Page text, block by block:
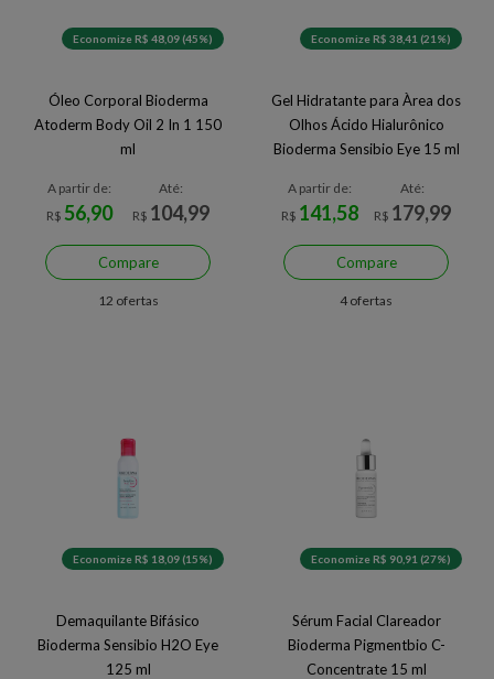
Economize R$ 48,09 (45%)
Óleo Corporal Bioderma
Atoderm Body Oil 2 In 1 150
ml
A partir de:
R$ 56,90
Até:
R$ 104,99
Compare
12 ofertas
Economize R$ 38,41 (21%)
Gel Hidratante para Àrea dos
Olhos Ácido Hialurônico
Bioderma Sensibio Eye 15 ml
A partir de:
R$ 141,58
Até:
R$ 179,99
Compare
4 ofertas
Economize R$ 18,09 (15%)
Demaquilante Bifásico
Bioderma Sensibio H2O Eye
125 ml
Economize R$ 90,91 (27%)
Sérum Facial Clareador
Bioderma Pigmentbio C-
Concentrate 15 ml